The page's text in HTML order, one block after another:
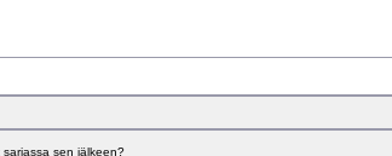
sen jälkeen?